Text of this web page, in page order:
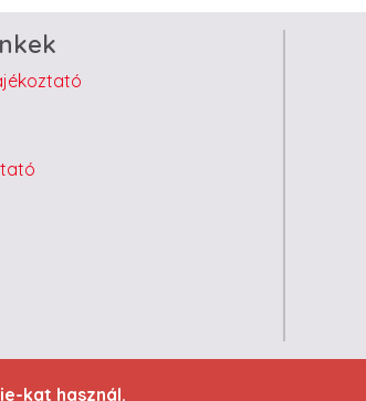
fenntartva - ELT Hungary Kft.
kat használ.